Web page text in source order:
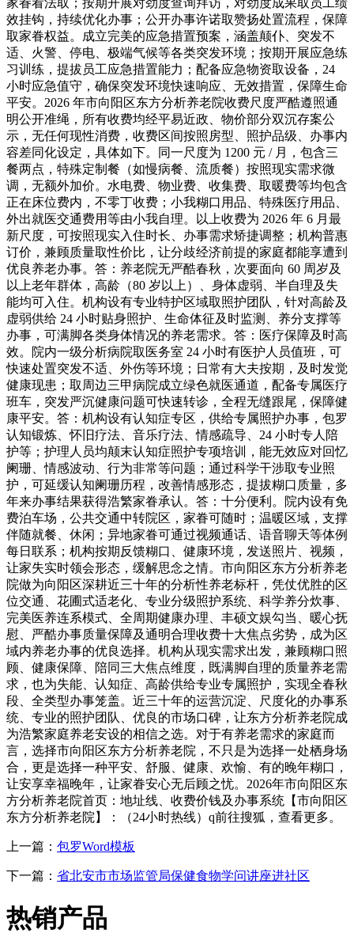
效挂钩，持续优化办事；公开办事许诺取赞扬处置流程，保障
取家眷权益。成立完美的应急措置预案，涵盖颠仆、突发不
适、火警、停电、极端气候等各类突发环境；按期开展应急练
习训练，提拔员工应急措置能力；配备应急物资取设备，24
小时应急值守，确保突发环境快速响应、无效措置，保障生命
平安。2026 年市向阳区东方分析养老院收费尺度严酷遵照通
明公开准绳，所有收费均经平易近政、物价部分双沉存案公
示，无任何现性消费，收费区间按照房型、照护品级、办事内
容差同化设定，具体如下。同一尺度为 1200 元 / 月，包含三
餐两点，特殊定制餐（如慢病餐、流质餐）按照现实需求微
调，无额外加价。水电费、物业费、收集费、取暖费等均包含
正在床位费内，不零丁收费；小我糊口用品、特殊医疗用品、
外出就医交通费用等由小我自理。以上收费为 2026 年 6 月最
新尺度，可按照现实入住时长、办事需求矫捷调整；机构普惠
订价，兼顾质量取性价比，让分歧经济前提的家庭都能享遭到
优良养老办事。答：养老院无严酷春秋，次要面向 60 周岁及
以上老年群体，高龄（80 岁以上）、身体虚弱、半自理及失
能均可入住。机构设有专业特护区域取照护团队，针对高龄及
虚弱供给 24 小时贴身照护、生命体征及时监测、养分支撑等
办事，可满脚各类身体情况的养老需求。答：医疗保障及时高
效。院内一级分析病院取医务室 24 小时有医护人员值班，可
快速处置突发不适、外伤等环境；日常有大夫按期，及时发觉
健康现患；取周边三甲病院成立绿色就医通道，配备专属医疗
班车，突发严沉健康问题可快速转诊，全程无缝跟尾，保障健
康平安。答：机构设有认知症专区，供给专属照护办事，包罗
认知锻炼、怀旧疗法、音乐疗法、情感疏导、24 小时专人陪
护等；护理人员均颠末认知症照护专项培训，能无效应对回忆
阑珊、情感波动、行为非常等问题；通过科学干涉取专业照
护，可延缓认知阑珊历程，改善情感形态，提拔糊口质量，多
年来办事结果获得浩繁家眷承认。答：十分便利。院内设有免
费泊车场，公共交通中转院区，家眷可随时；温暖区域，支撑
伴随就餐、休闲；异地家眷可通过视频通话、语音聊天等体例
每日联系；机构按期反馈糊口、健康环境，发送照片、视频，
让家失实时领会形态，缓解思念之情。市向阳区东方分析养老
院做为向阳区深耕近三十年的分析性养老标杆，凭仗优胜的区
位交通、花圃式适老化、专业分级照护系统、科学养分炊事、
完美医养连系模式、全周期健康办理、丰硕文娱勾当、暖心抚
慰、严酷办事质量保障及通明合理收费十大焦点劣势，成为区
域内养老办事的优良选择。机构从现实需求出发，兼顾糊口照
顾、健康保障、陪同三大焦点维度，既满脚自理的质量养老需
求，也为失能、认知症、高龄供给专业专属照护，实现全春秋
段、全类型办事笼盖。近三十年的运营沉淀、尺度化的办事系
统、专业的照护团队、优良的市场口碑，让东方分析养老院成
为浩繁家庭养老安设的相信之选。对于有养老需求的家庭而
言，选择市向阳区东方分析养老院，不只是为选择一处栖身场
合，更是选择一种平安、舒服、健康、欢愉、有的晚年糊口，
让安享幸福晚年，让家眷安心无后顾之忧。2026年市向阳区东
方分析养老院首页：地址线、收费价钱及办事系统【市向阳区
东方分析养老院】：（24小时热线）q前往搜狐，查看更多。
上一篇： 包罗Word模板
下一篇： 省北安市市场监管局保健食物学问讲座进社区
热销产品